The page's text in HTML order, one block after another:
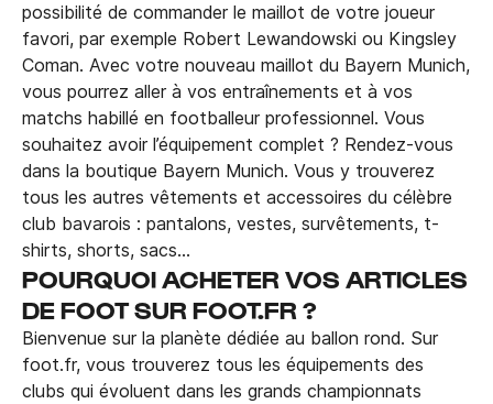
possibilité de commander le maillot de votre joueur
favori, par exemple Robert Lewandowski ou Kingsley
Coman. Avec votre nouveau maillot du Bayern Munich,
vous pourrez aller à vos entraînements et à vos
matchs habillé en footballeur professionnel. Vous
souhaitez avoir l’équipement complet ? Rendez-vous
dans la boutique Bayern Munich. Vous y trouverez
tous les autres vêtements et accessoires du célèbre
club bavarois : pantalons, vestes, survêtements, t-
shirts, shorts, sacs…
POURQUOI ACHETER VOS ARTICLES
DE FOOT SUR FOOT.FR ?
Bienvenue sur la planète dédiée au ballon rond. Sur
foot.fr, vous trouverez tous les équipements des
clubs qui évoluent dans les grands championnats